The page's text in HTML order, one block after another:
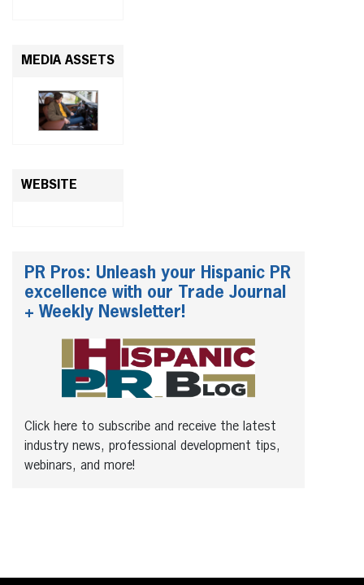
MEDIA ASSETS
WEBSITE
PR Pros: Unleash your Hispanic PR
excellence with our Trade Journal
+ Weekly Newsletter!
Click here to subscribe and receive the latest
industry news, professional development tips,
webinars, and more!